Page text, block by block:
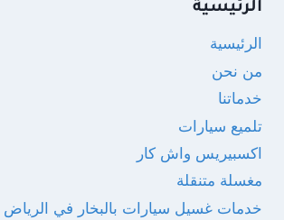
الرئيسية
الرئيسية
من نحن
خدماتنا
تلميع سيارات
اكسبيريس واش كار
مغسلة متنقلة
خدمات غسيل سيارات بالبخار في